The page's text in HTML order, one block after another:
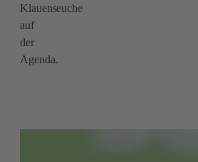
Klauenseuche
auf
der
Agenda.